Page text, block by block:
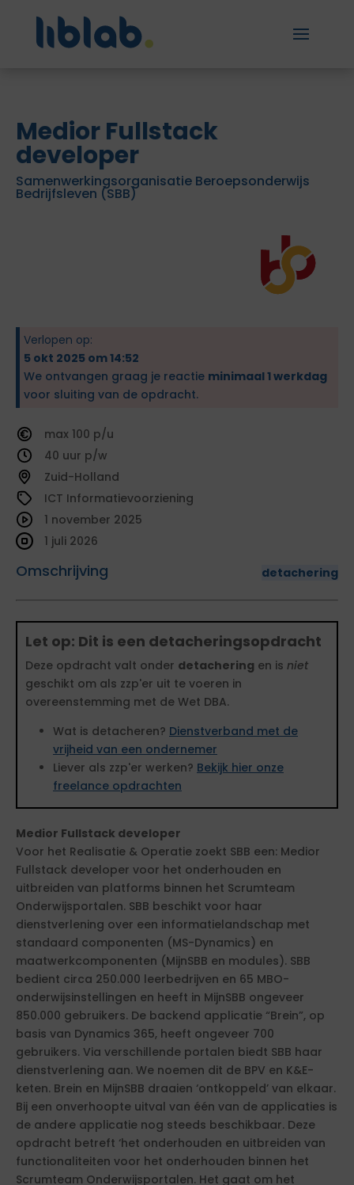
Medior Fullstack
developer
Samenwerkingsorganisatie Beroepsonderwijs
Bedrijfsleven (SBB)
Verlopen op:
5 okt 2025 om 14:52
We ontvangen graag je reactie minimaal 1 werkdag
voor sluiting van de opdracht.
100
40
Zuid-Holland
ICT Informatievoorziening
Omschrijving detachering
1 november 2025
1 juli 2026
Let op: Dit is een detacheringsopdracht
Deze opdracht valt onder detachering en is niet
geschikt om als zzp'er uit te voeren in
overeenstemming met de Wet DBA.
Wat is detacheren? Dienstverband met de
vrijheid van een ondernemer
Liever als zzp'er werken? Bekijk hier onze
freelance opdrachten
Medior Fullstack developer
Voor het Realisatie & Operatie zoekt SBB een: Medior
Fullstack developer voor het onderhouden en
uitbreiden van platforms binnen het Scrumteam
Onderwijsportalen. SBB beschikt voor haar
dienstverlening over een informatielandschap met
standaard componenten (MS-Dynamics) en
maatwerkcomponenten (MijnSBB en modules). SBB
bedient circa 250.000 leerbedrijven en 65 MBO-
onderwijsinstellingen en heeft in MijnSBB ongeveer
850.000 gebruikers. De backend applicatie “Brein”, op
basis van Dynamics 365, heeft ongeveer 700
gebruikers. Via verschillende portalen biedt SBB haar
dienstverlening aan. We noemen dit de BPV en K&E-
keten. Brein en MijnSBB draaien ‘ontkoppeld’ van elkaar.
Bij een onverhoopte uitval van één van de applicaties is
de andere applicatie nog steeds beschikbaar. Deze
opdracht betreft ‘het onderhouden en uitbreiden van
functionaliteiten voor het onderhouden binnen het
Scrumteam Onderwijsportalen. Het gaat om het